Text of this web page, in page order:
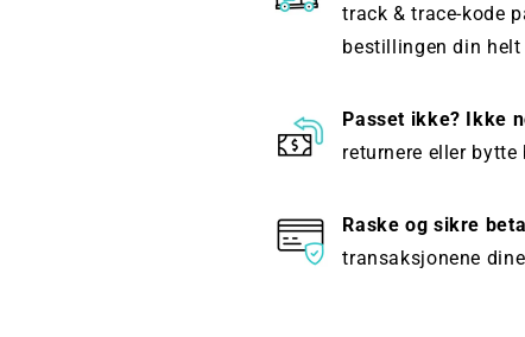
track & trace-kode
bestillingen din
Passet ikke? Ikke
returnere eller
Raske og sikre
transaksjonene